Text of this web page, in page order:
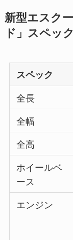
新型エスク
ド」スペック
スペック
全長
全幅
全高
ホイールベ
ース
エンジン